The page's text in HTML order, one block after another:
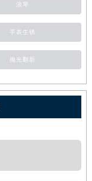
浪琴
手表生锈
抛光翻新